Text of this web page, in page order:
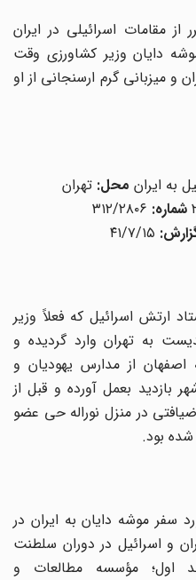
مقامات اسرائیلی در ایران
دایان وزیر کشاورزی وقت
میزبانی گرم ارسنجانی از او
ایرانمحل:تهران
۳۱۲/۲۸۰۶
۴۱/۷/۱۵
ارتش اسرائیل که فعلاً وزیر
به تهران وارد گردیده و
از مدارس یهودیان و
بعمل آورده و قبل از
در منزل نوراله حی عضو
بود.
موشه دایان به ایران در
و اسرائیل در دوران سلطنت
اول؛ مؤسسه مطالعات و